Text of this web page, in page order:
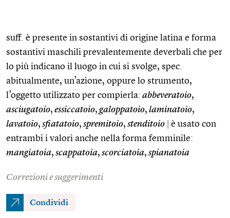
suff. è presente in sostantivi di origine latina e forma
sostantivi maschili prevalentemente deverbali che per
lo più indicano il luogo in cui si svolge, spec.
abitualmente, un’azione, oppure lo strumento,
l’oggetto utilizzato per compierla: abbeveratoio,
asciugatoio, essiccatoio, galoppatoio, laminatoio,
lavatoio, sfiatatoio, spremitoio, stenditoio
è usato con
entrambi i valori anche nella forma femminile:
mangiatoia, scappatoia, scorciatoia, spianatoia
Correzioni e suggerimenti
Condividi